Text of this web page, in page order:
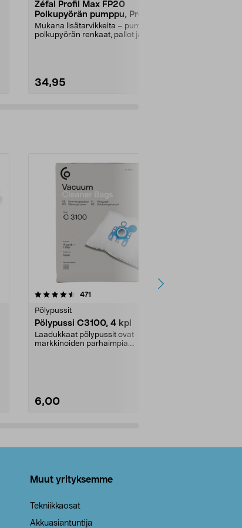
Zéfal Profil Max FP20
Polkupyörän pumppu, Presta,
Schrader, Dunlop
Mukana lisätarvikkeita – pumppaa
polkupyörän renkaat, pallot ja
34,95
471
Pölypussit
Pölypussi C3100, 4 kpl
Laadukkaat pölypussit ovat
markkinoiden parhaimpia.
6,00
4.5viidestä
Muut yrityksemme
Tekniikkaosat
Akkuasiantuntija